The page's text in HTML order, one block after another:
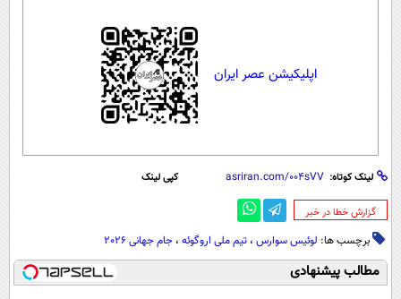
اپلیکیشن عصر ایران
لینک کوتاه: کپی لینک
‌گزارش خطا در خبر
برچسب ها: لوئیس سوارس ، تیم ملی اروگوئه ، جام جهانی 2026
مطالب پیشنهادی